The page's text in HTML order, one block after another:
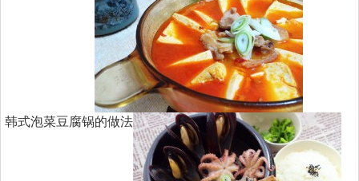
韩式泡菜豆腐锅的做法